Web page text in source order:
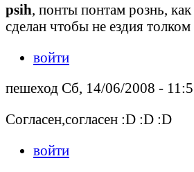
psih, понты понтам рознь,
сделан чтобы не ездия
войти
пешеход Сб, 14/06/2008 -
Согласен,согласен :D :D :D
войти